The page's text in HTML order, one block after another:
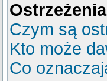
Czym są
Kto może
Co